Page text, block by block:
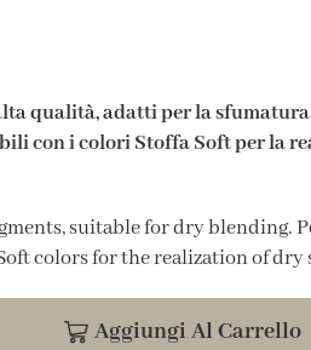
qualità, adatti per la sfumatura
con i colori Stoffa Soft per la
suitable for dry blending.
colors for the realization of dry
Aggiungi Al Carrello